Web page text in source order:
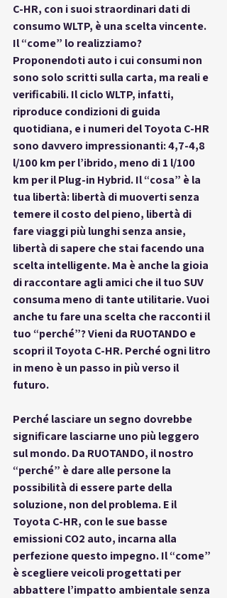
C-HR, con i suoi straordinari dati di
consumo WLTP, è una scelta vincente.
Il “come” lo realizziamo?
Proponendoti auto i cui consumi non
sono solo scritti sulla carta, ma reali e
verificabili. Il ciclo WLTP, infatti,
riproduce condizioni di guida
quotidiana, e i numeri del Toyota C-HR
sono davvero impressionanti: 4,7-4,8
l/100 km per l’ibrido, meno di 1 l/100
km per il Plug-in Hybrid. Il “cosa” è la
tua libertà: libertà di muoverti senza
temere il costo del pieno, libertà di
fare viaggi più lunghi senza ansie,
libertà di sapere che stai facendo una
scelta intelligente. Ma è anche la gioia
di raccontare agli amici che il tuo SUV
consuma meno di tante utilitarie. Vuoi
anche tu fare una scelta che racconti il
tuo “perché”? Vieni da RUOTANDO e
scopri il Toyota C-HR. Perché ogni litro
in meno è un passo in più verso il
futuro.
Perché lasciare un segno dovrebbe
significare lasciarne uno più leggero
sul mondo. Da RUOTANDO, il nostro
“perché” è dare alle persone la
possibilità di essere parte della
soluzione, non del problema. E il
Toyota C-HR, con le sue basse
emissioni CO2 auto, incarna alla
perfezione questo impegno. Il “come”
è scegliere veicoli progettati per
abbattere l’impatto ambientale senza